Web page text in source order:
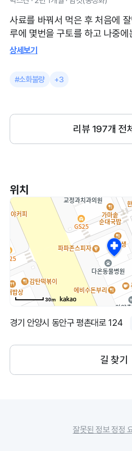
사료를 바꿔서 먹은 후 처음에
루에 몇번을 구토를 하고 나중에
인 구토와 아무 것도 먹지 않음
방받아 하루 3번 3일 정도 약을 먹음
선생님이 친절하고 꼼꼼하게 아
처방을 잘해 주셔서 아이의 상태
상세보기
#소화불량 +3
리뷰 197개 전
위치
30m
경기 안양시 동안구 평촌대로 124
길 찾기
잘못된 정보 정정